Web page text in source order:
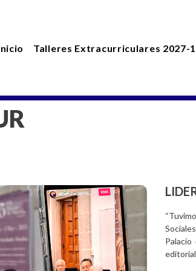
Talleres Extracurriculares 2027-1